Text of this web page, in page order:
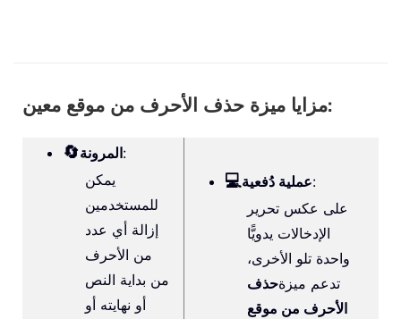
مزايا ميزة حذف الأحرف من موقع معين:
🔄المرونة:
يمكن
للمستخدمين
إزالة أي عدد
من الأحرف
من بداية النص
أو نهايته أو
💻عملية دُفعية:
على عكس تحرير
الإدخالات يدويًّا
واحدة تلو الأخرى،
تدعم ميزةحذف
الأحرف من موقع